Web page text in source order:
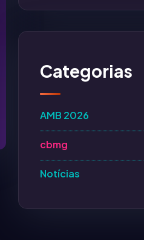
Categorias
AMB 2026
cbmg
Notícias